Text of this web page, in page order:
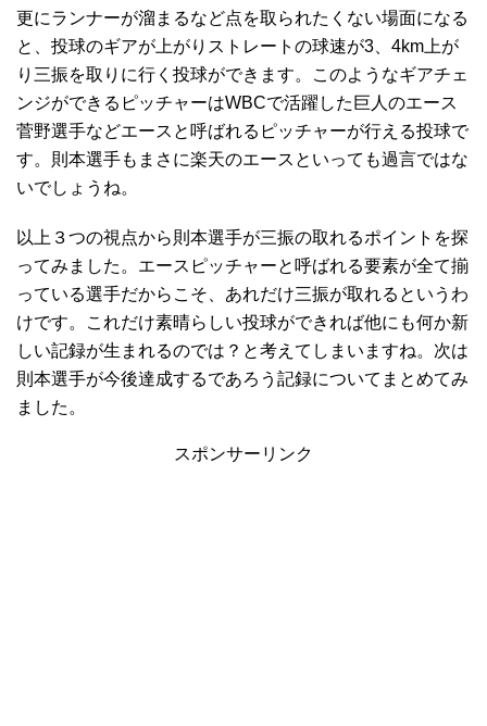
更にランナーが溜まるなど点を取られたくない場面になる
と、投球のギアが上がりストレートの球速が3、4km上が
り三振を取りに行く投球ができます。このようなギアチェ
ンジができるピッチャーはWBCで活躍した巨人のエース
菅野選手などエースと呼ばれるピッチャーが行える投球で
す。則本選手もまさに楽天のエースといっても過言ではな
いでしょうね。
以上３つの視点から則本選手が三振の取れるポイントを探
ってみました。エースピッチャーと呼ばれる要素が全て揃
っている選手だからこそ、あれだけ三振が取れるというわ
けです。これだけ素晴らしい投球ができれば他にも何か新
しい記録が生まれるのでは？と考えてしまいますね。次は
則本選手が今後達成するであろう記録についてまとめてみ
ました。
スポンサーリンク